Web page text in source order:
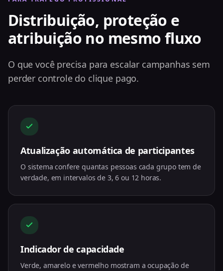
Distribuição, proteção e
atribuição no mesmo fluxo
O que você precisa para escalar campanhas sem
perder controle do clique pago.
Atualização automática de participantes
O sistema confere quantas pessoas cada grupo tem de
verdade, em intervalos de 3, 6 ou 12 horas.
Indicador de capacidade
Verde, amarelo e vermelho mostram a ocupação de